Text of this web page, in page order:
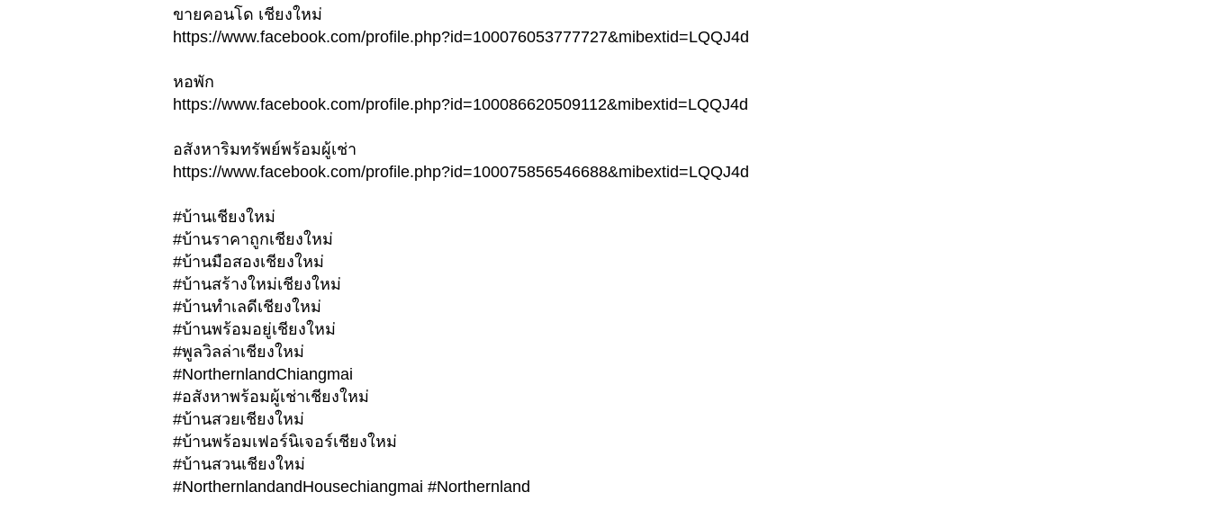
ขายคอนโด เชียงใหม่
https://www.facebook.com/profile.php?id=100076053777727&mibextid=LQQJ4d
หอพัก
https://www.facebook.com/profile.php?id=100086620509112&mibextid=LQQJ4d
อสังหาริมทรัพย์พร้อมผู้เช่า
https://www.facebook.com/profile.php?id=100075856546688&mibextid=LQQJ4d
#บ้านเชียงใหม่
#บ้านราคาถูกเชียงใหม่
#บ้านมือสองเชียงใหม่
#บ้านสร้างใหม่เชียงใหม่
#บ้านทำเลดีเชียงใหม่
#บ้านพร้อมอยู่เชียงใหม่
#พูลวิลล่าเชียงใหม่
#NorthernlandChiangmai
#อสังหาพร้อมผู้เช่าเชียงใหม่
#บ้านสวยเชียงใหม่
#บ้านพร้อมเฟอร์นิเจอร์เชียงใหม่
#บ้านสวนเชียงใหม่
#NorthernlandandHousechiangmai #Northernland